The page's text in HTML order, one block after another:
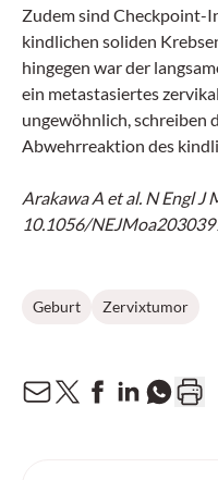
Zudem sind Checkpoint-
kindlichen soliden
hingegen war der
ein metastasiertes
ungewöhnlich, schreiben
Abwehrreaktion des
Arakawa A et al. N Engl J
10.1056/
Geburt Zervixtumor